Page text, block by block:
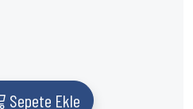
Sepete Ekle